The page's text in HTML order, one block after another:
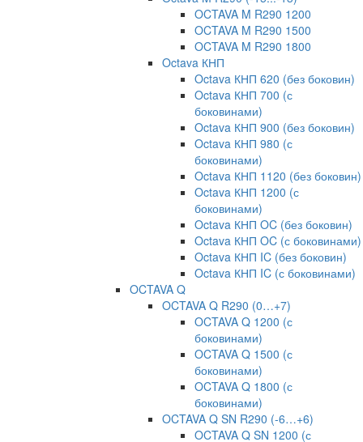
OCTAVA M R290 1200
OCTAVA M R290 1500
OCTAVA M R290 1800
Octava КНП
Octava КНП 620 (без боковин)
Octava КНП 700 (с
боковинами)
Octava КНП 900 (без боковин)
Octava КНП 980 (с
боковинами)
Octava КНП 1120 (без боковин)
Octava КНП 1200 (с
боковинами)
Octava КНП OC (без боковин)
Octava КНП OC (с боковинами)
Octava КНП IC (без боковин)
Octava КНП IC (с боковинами)
OCTAVA Q
OCTAVA Q R290 (0…+7)
OCTAVA Q 1200 (с
боковинами)
OCTAVA Q 1500 (с
боковинами)
OCTAVA Q 1800 (с
боковинами)
OCTAVA Q SN R290 (-6…+6)
OCTAVA Q SN 1200 (с